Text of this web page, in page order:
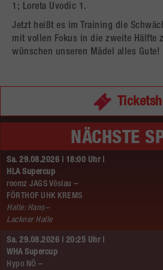
1; Loreta Uvodic 1.
Jetzt heißt es im Training die
mit vollen Fokus in die zweite Hälfte
wünschen unseren Mädel alles Gute!
NÄCHSTE
Sa. 29.08.2026 | 18:00 Uhr |
HLA Supercup
roomz JAGS Vöslau –
FÖRTHOF UHK KREMS
Halle: Hans–
Lackner Halle
Sa. 29.08.2026 | 20:25 Uhr |
WHA Supercup
Hypo NÖ –